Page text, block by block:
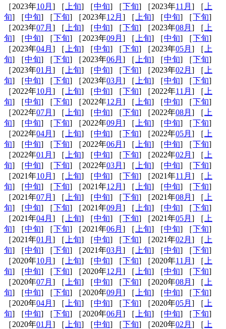
［2023年10月 ] ［ 上旬] ［中旬] ［下旬] ［2023年11月 ] ［ 上
旬] ［中旬] ［下旬] ［2023年12月 ] ［ 上旬] ［中旬] ［下旬]
［2023年07月 ] ［ 上旬] ［中旬] ［下旬] ［2023年08月 ] ［ 上
旬] ［中旬] ［下旬] ［2023年09月 ] ［ 上旬] ［中旬] ［下旬]
［2023年04月 ] ［ 上旬] ［中旬] ［下旬] ［2023年05月 ] ［ 上
旬] ［中旬] ［下旬] ［2023年06月 ] ［ 上旬] ［中旬] ［下旬]
［2023年01月 ] ［ 上旬] ［中旬] ［下旬] ［2023年02月 ] ［ 上
旬] ［中旬] ［下旬] ［2023年03月 ] ［ 上旬] ［中旬] ［下旬]
［2022年10月 ] ［ 上旬] ［中旬] ［下旬] ［2022年11月 ] ［ 上
旬] ［中旬] ［下旬] ［2022年12月 ] ［ 上旬] ［中旬] ［下旬]
［2022年07月 ] ［ 上旬] ［中旬] ［下旬] ［2022年08月 ] ［ 上
旬] ［中旬] ［下旬] ［2022年09月 ] ［ 上旬] ［中旬] ［下旬]
［2022年04月 ] ［ 上旬] ［中旬] ［下旬] ［2022年05月 ] ［ 上
旬] ［中旬] ［下旬] ［2022年06月 ] ［ 上旬] ［中旬] ［下旬]
［2022年01月 ] ［ 上旬] ［中旬] ［下旬] ［2022年02月 ] ［ 上
旬] ［中旬] ［下旬] ［2022年03月 ] ［ 上旬] ［中旬] ［下旬]
［2021年10月 ] ［ 上旬] ［中旬] ［下旬] ［2021年11月 ] ［ 上
旬] ［中旬] ［下旬] ［2021年12月 ] ［ 上旬] ［中旬] ［下旬]
［2021年07月 ] ［ 上旬] ［中旬] ［下旬] ［2021年08月 ] ［ 上
旬] ［中旬] ［下旬] ［2021年09月 ] ［ 上旬] ［中旬] ［下旬]
［2021年04月 ] ［ 上旬] ［中旬] ［下旬] ［2021年05月 ] ［ 上
旬] ［中旬] ［下旬] ［2021年06月 ] ［ 上旬] ［中旬] ［下旬]
［2021年01月 ] ［ 上旬] ［中旬] ［下旬] ［2021年02月 ] ［ 上
旬] ［中旬] ［下旬] ［2021年03月 ] ［ 上旬] ［中旬] ［下旬]
［2020年10月 ] ［ 上旬] ［中旬] ［下旬] ［2020年11月 ] ［ 上
旬] ［中旬] ［下旬] ［2020年12月 ] ［ 上旬] ［中旬] ［下旬]
［2020年07月 ] ［ 上旬] ［中旬] ［下旬] ［2020年08月 ] ［ 上
旬] ［中旬] ［下旬] ［2020年09月 ] ［ 上旬] ［中旬] ［下旬]
［2020年04月 ] ［ 上旬] ［中旬] ［下旬] ［2020年05月 ] ［ 上
旬] ［中旬] ［下旬] ［2020年06月 ] ［ 上旬] ［中旬] ［下旬]
［2020年01月 ] ［ 上旬] ［中旬] ［下旬] ［2020年02月 ] ［ 上